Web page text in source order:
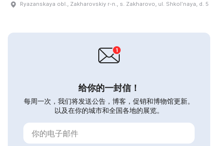
Ryazanskaya obl., Zakharovskiy r-n., s. Zakharovo, ul. Shkolʹnaya, d. 5
给你的一封信！
每周一次，我们将发送公告，博客，促销和博物馆更新。
以及在你的城市和全国各地的展览。